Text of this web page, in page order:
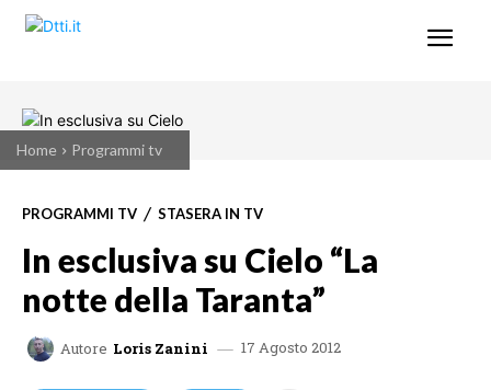
Home Programmi tv
PROGRAMMI TV STASERA IN TV
In esclusiva su Cielo “La
notte della Taranta”
Autore Loris Zanini 17 Agosto 2012